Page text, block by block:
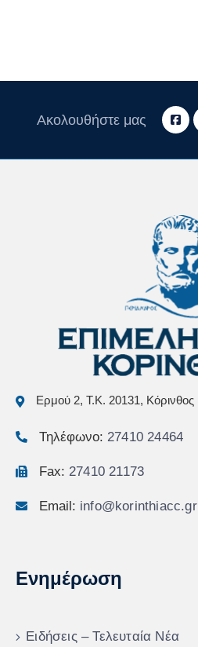
Ακολουθήστε μας
Ερμού 2, Τ.Κ. 20131, Κόρινθος
Τηλέφωνο: 27410 24464
Fax: 27410 21173
Email: info@korinthiacc.gr
Ενημέρωση
Ειδήσεις – Τελευταία Νέα